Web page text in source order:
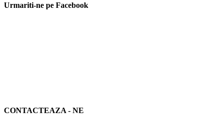
Urmariti-ne pe Facebook
CONTACTEAZA - NE